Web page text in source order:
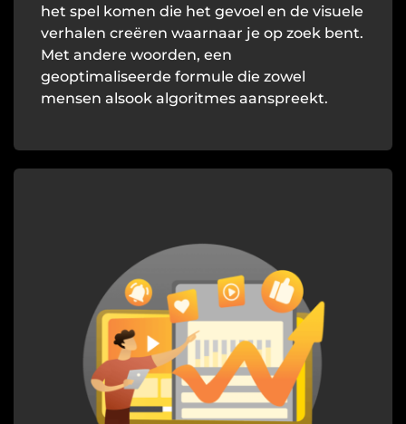
het spel komen die het gevoel en de visuele
verhalen creëren waarnaar je op zoek bent.
Met andere woorden, een
geoptimaliseerde formule die zowel
mensen alsook algoritmes aanspreekt.